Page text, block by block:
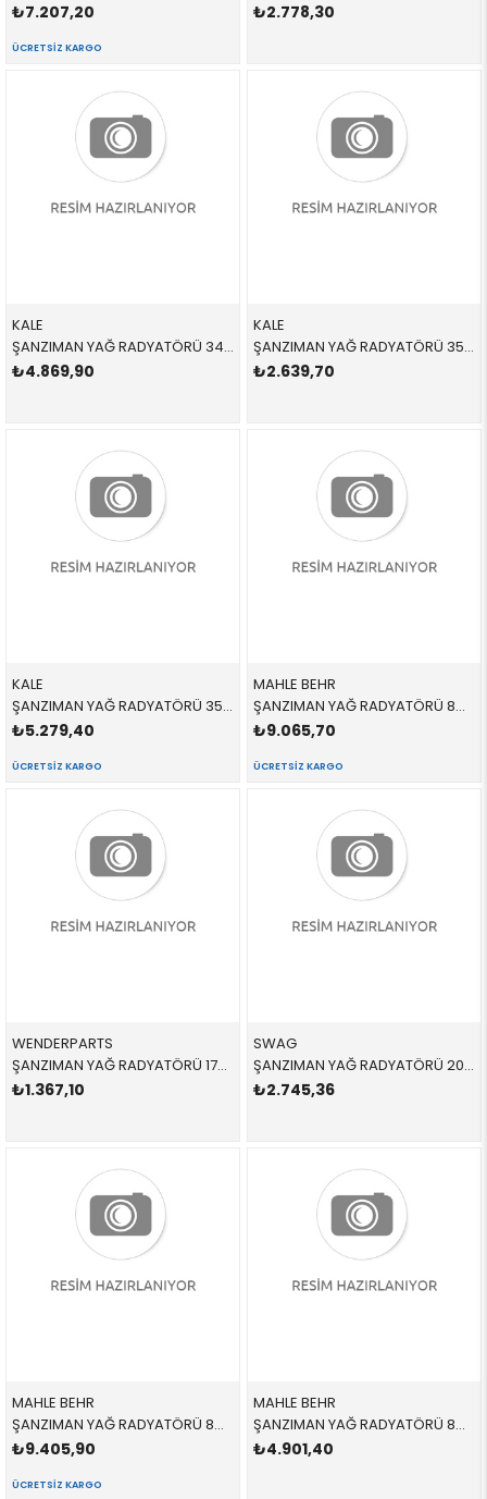
₺7.207,20
ÜCRETSIZ KARGO
₺2.778,30
KALE
ŞANZIMAN YAĞ RADYATÖRÜ 344485 17217803830 17217803830 E46,E60,E61,E63,E64,E65,E66,E83 2.0D,2.5D,3.0D,3.5,M57,M57N2 2004-2014
₺4.869,90
KALE
ŞANZIMAN YAĞ RADYATÖRÜ 353305 17217551647 17217551647 E81,E87,E88,E82,E90,E91,E84,E93,E89 2.3İ,2.5İ,3.0İ,N52,N53 2004-2012
₺2.639,70
KALE
ŞANZIMAN YAĞ RADYATÖRÜ 354420 17217553389 17217553389 E70,E71,E72 3.0D,3.0SD,3.0Sİ,4.8İ 2008-2016
₺5.279,40
ÜCRETSIZ KARGO
MAHLE BEHR
ŞANZIMAN YAĞ RADYATÖRÜ 8MO376792781,CLC182000P 17217553389 17217553389 E70,E71,E72 3.0D,3.0SD,3.0Sİ,4.8İ 2008-2016
₺9.065,70
ÜCRETSIZ KARGO
WENDERPARTS
ŞANZIMAN YAĞ RADYATÖRÜ 17227505826 17227505826 17227505826 E46,E83,E85 1.6,1.8,2.0İ,2.2,2.5,3.0 1998-2003
₺1.367,10
SWAG
ŞANZIMAN YAĞ RADYATÖRÜ 20100126 17217519213 17217519213 E60,E61,E62,E63,E64 2.0İ,2.3İ,2.5İ,3.0İ,4.5İ 2004-2011
₺2.745,36
MAHLE BEHR
ŞANZIMAN YAĞ RADYATÖRÜ 8MO376725101,CLC18000P 17217803830 17217803830 E46,E60,E61,E63,E64,E65,E66,E83 2.0D,2.5D,3.0D,3.5,M57,M57N2 2004-2014
₺9.405,90
ÜCRETSIZ KARGO
MAHLE BEHR
ŞANZIMAN YAĞ RADYATÖRÜ 8MO376726191,CLC43000P 17217519213 17217519213 E60,E61,E62,E63,E64 2.0İ,2.3İ,2.5İ,3.0İ,4.5İ 2004-2011
₺4.901,40